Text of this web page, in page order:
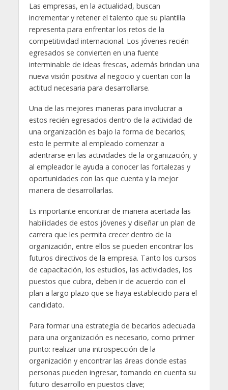
Las empresas, en la actualidad, buscan
incrementar y retener el talento que su plantilla
representa para enfrentar los retos de la
competitividad internacional. Los jóvenes recién
egresados se convierten en una fuente
interminable de ideas frescas, además brindan una
nueva visión positiva al negocio y cuentan con la
actitud necesaria para desarrollarse.
Una de las mejores maneras para involucrar a
estos recién egresados dentro de la actividad de
una organización es bajo la forma de becarios;
esto le permite al empleado comenzar a
adentrarse en las actividades de la organización, y
al empleador le ayuda a conocer las fortalezas y
oportunidades con las que cuenta y la mejor
manera de desarrollarlas.
Es importante encontrar de manera acertada las
habilidades de estos jóvenes y diseñar un plan de
carrera que les permita crecer dentro de la
organización, entre ellos se pueden encontrar los
futuros directivos de la empresa. Tanto los cursos
de capacitación, los estudios, las actividades, los
puestos que cubra, deben ir de acuerdo con el
plan a largo plazo que se haya establecido para el
candidato.
Para formar una estrategia de becarios adecuada
para una organización es necesario, como primer
punto: realizar una introspección de la
organización y encontrar las áreas donde estas
personas pueden ingresar, tomando en cuenta su
futuro desarrollo en puestos clave;